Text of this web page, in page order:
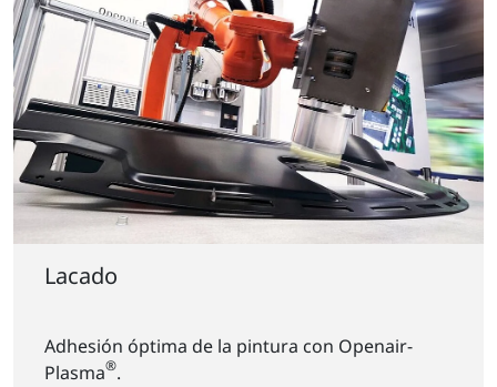
Lacado
Adhesión óptima de la pintura con Openair-
Plasma®.